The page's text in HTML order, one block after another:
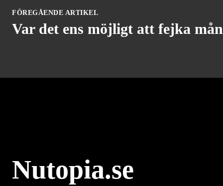
FÖREGÅENDE ARTIKEL
Var det ens möjligt att fejka
Nutopia.se